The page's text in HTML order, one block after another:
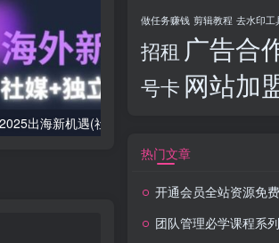
做任务赚钱 剪辑教程 去水印工
招租 广告合
号卡 网站加
热门文章
开通会员全站资源免费下载
团队管理必学课程系列，